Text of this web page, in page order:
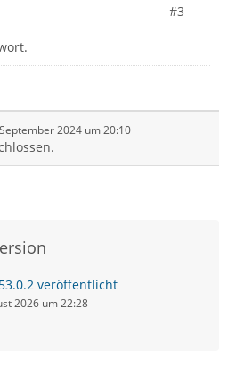
#3
2024 um 20:10
veröffentlicht
2026 um 22:28